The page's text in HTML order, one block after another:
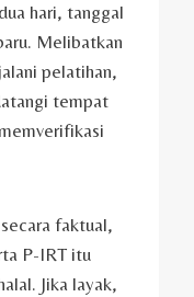
hari, tanggal
Melibatkan
pelatihan,
tempat
faktual,
P-IRT itu
Jika layak,